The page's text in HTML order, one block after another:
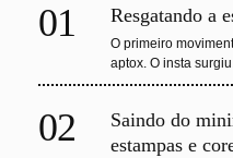
01 Resgatando a
O primeiro
aptox. O insta
02
Saindo do
estampas e